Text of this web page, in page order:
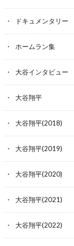
ドキュメンタリー
ホームラン集
大谷インタビュー
大谷翔平
大谷翔平(2018)
大谷翔平(2019)
大谷翔平(2020)
大谷翔平(2021)
大谷翔平(2022)